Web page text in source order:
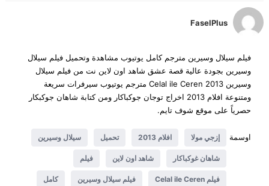
FaselPlus
فيلم سيلال وسيرين مترجم كامل يوتيوب مشاهدة وتحميل فيلم سيلال
وسيرين بجودة عالية قصة عشق شاهد اون لاين نت من فيلم سيلال
وسيرين 2013 Celal ile Ceren مترجم يوتيوب سيرفرات سريعة
ومتنوعة افلام 2013 اخراج توجان جوكباكار ومن كتابة شاهان جوكبكار
حصرياً على موقع شوف تايم.
اوسمة إزجي مولا افلام 2013 تحميل سيلال وسيرين
شاهان غوكباكار شاهد اون لاين فيلم
فيلم Celal ile Ceren فيلم سيلال وسيرين كامل